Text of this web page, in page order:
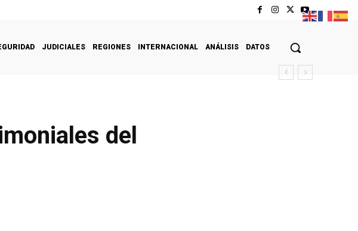
JUDICIALES REGIONES INTERNACIONAL ANÁLISIS DATOS
del